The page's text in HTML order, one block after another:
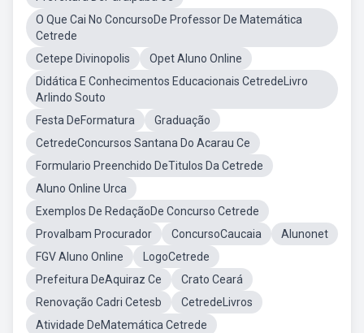
O Que Cai No ConcursoDe Professor De Matemática
Cetrede
Cetepe Divinopolis
Opet Aluno Online
Didática E Conhecimentos Educacionais CetredeLivro
Arlindo Souto
Festa DeFormatura
Graduação
CetredeConcursos Santana Do Acarau Ce
Formulario Preenchido DeTitulos Da Cetrede
Aluno Online Urca
Exemplos De RedaçãoDe Concurso Cetrede
ProvaIbam Procurador
ConcursoCaucaia
Alunonet
FGV Aluno Online
LogoCetrede
Prefeitura DeAquiraz Ce
Crato Ceará
Renovação Cadri Cetesb
CetredeLivros
Atividade DeMatemática Cetrede